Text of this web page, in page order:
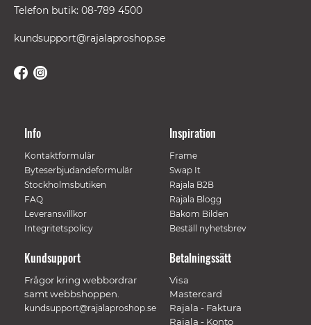
Telefon butik: 08-789 4500
kundsupport@rajalaproshop.se
Info
Kontaktformulär
Byteserbjudandeformulär
Stockholmsbutiken
FAQ
Leveransvillkor
Integritetspolicy
Inspiration
Frame
Swap It
Rajala B2B
Rajala Blogg
Bakom Bilden
Beställ nyhetsbrev
Betalningssätt
Visa
Mastercard
Rajala - Faktura
Rajala - Konto
Kundsupport
Frågor kring webbordrar
samt webbshoppen.
kundsupport@rajalaproshop.se